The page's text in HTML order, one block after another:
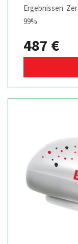
Ergebnissen.
99%
487 €